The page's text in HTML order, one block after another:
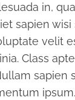
in,
sapien
velit
Class
sapien